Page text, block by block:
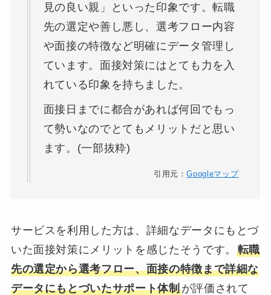
見の良い親」といった印象です。転職
先の選定や善し悪し、選考フロー内容
や面接の特徴など明確にデータ管理し
ています。面接対策にはとても力を入
れている印象を持ちました。
面接日までに都合があれば何回でもっ
て勢いなのでとてもメリットだと思い
ます。(一部抜粋)
引用元：Googleマップ
サービスを利用した方は、詳細なデータにもとづ
いた面接対策にメリットを感じたそうです。 転職
先の選定から選考フロー、面接の特徴まで詳細な
データにもとづいたサポート体制が評価されて